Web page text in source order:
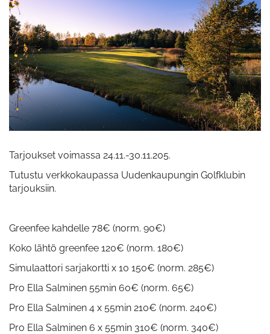
Tarjoukset voimassa 24.11.-30.11.205.
Tutustu verkkokaupassa Uudenkaupungin Golfklubin
tarjouksiin.
Greenfee kahdelle 78€ (norm. 90€)
Koko lähtö greenfee 120€ (norm. 180€)
Simulaattori sarjakortti x 10 150€ (norm. 285€)
Pro Ella Salminen 55min 60€ (norm. 65€)
Pro Ella Salminen 4 x 55min 210€ (norm. 240€)
Pro Ella Salminen 6 x 55min 310€ (norm. 340€)